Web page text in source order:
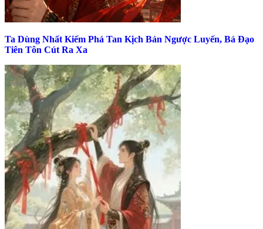
Ta Dùng Nhất Kiếm Phá Tan Kịch Bản Ngược Luyến, Bá Đạo
Tiên Tôn Cút Ra Xa